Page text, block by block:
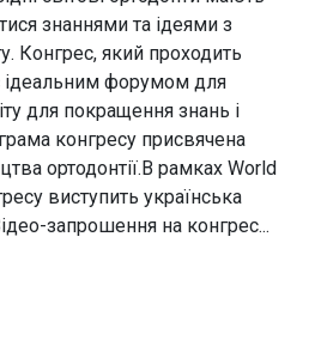
знаннями та ідеями з
Конгрес, який проходить
ідеальним форумом для
для покращення знань і
конгресу присвячена
ортодонтії.В рамках World
виступить українська
запрошення на конгрес...